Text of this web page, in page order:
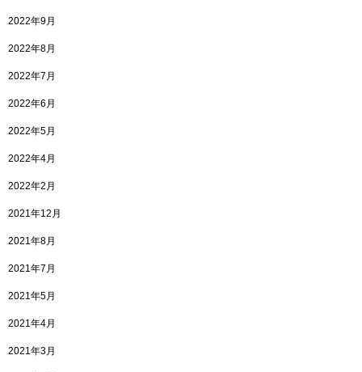
2022年9月
2022年8月
2022年7月
2022年6月
2022年5月
2022年4月
2022年2月
2021年12月
2021年8月
2021年7月
2021年5月
2021年4月
2021年3月